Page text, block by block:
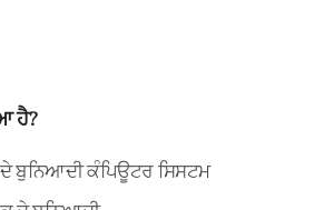
ਹੈ?
ਦੇ ਬੁਨਿਆਦੀ ਕੰਪਿਊਟਰ ਸਿਸਟਮ